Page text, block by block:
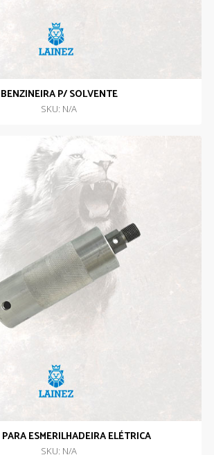
BENZINEIRA P/ SOLVENTE
SKU: N/A
ESMERILHADEIRA ELÉTRICA
SKU: N/A